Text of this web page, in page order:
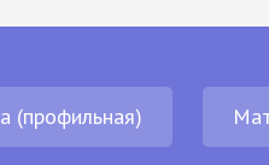
(профильная)